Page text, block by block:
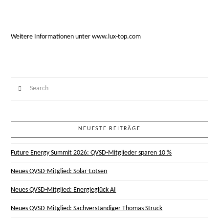
Weitere Informationen unterwww.lux-top.com
NEUESTE BEITRÄGE
Future Energy Summit 2026: QVSD-Mitglieder sparen 10 %
Neues QVSD-Mitglied: Solar-Lotsen
Neues QVSD-Mitglied: Energieglück AI
Neues QVSD-Mitglied: Sachverständiger Thomas Struck